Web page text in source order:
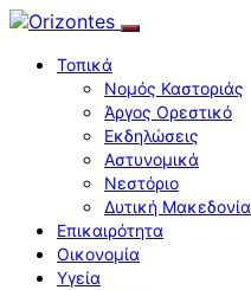
Τοπικά
Νομός Καστοριάς
Άργος Ορεστικό
Εκδηλώσεις
Αστυνομικά
Νεστόριο
Δυτική Μακεδονία
Επικαιρότητα
Οικονομία
Υγεία